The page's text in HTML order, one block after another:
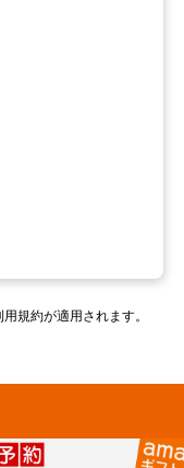
用規約が適用されます。